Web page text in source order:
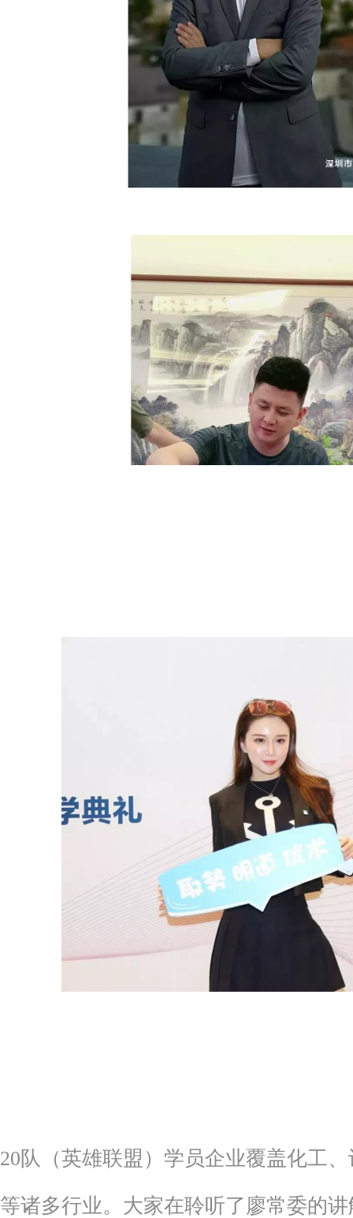
20队（英雄联盟）学员企业覆盖化工
等诸多行业。大家在聆听了廖常委的